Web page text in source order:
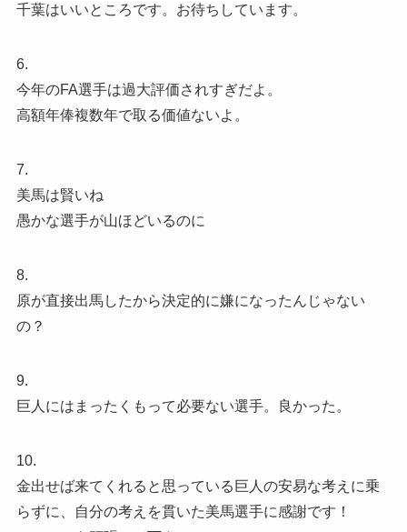
千葉はいいところです。お待ちしています。
6.
今年のFA選手は過大評価されすぎだよ。
高額年俸複数年で取る価値ないよ。
7.
美馬は賢いね
愚かな選手が山ほどいるのに
8.
原が直接出馬したから決定的に嫌になったんじゃない
の？
9.
巨人にはまったくもって必要ない選手。良かった。
10.
金出せば来てくれると思っている巨人の安易な考えに乗
らずに、自分の考えを貫いた美馬選手に感謝です！